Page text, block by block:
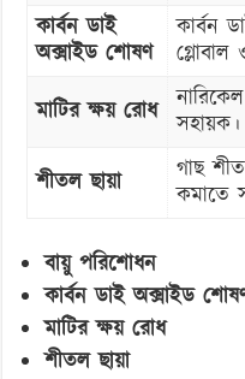
কার্বন ডাই
অক্সাইড শোষণ
কার্বন
গ্লোবাল
মাটির ক্ষয় রোধ
সহায়ক।
শীতল ছায়া
গাছ
কমাতে
বায়ু পরিশোধন
কার্বন ডাই অক্সাইড
মাটির ক্ষয় রোধ
শীতল ছায়া